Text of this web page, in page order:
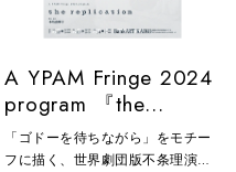
A YPAM Fringe 2024
program 『the
replication』
「ゴドーを待ちながら」をモチー
フに描く、世界劇団版不条理演